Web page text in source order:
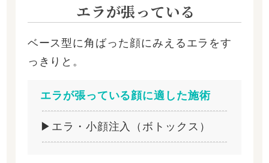
エラが張っている
ベース型に角ばった顔にみえるエラをす
っきりと。
エラが張っている顔に適した施術
▶エラ・小顔注入（ボトックス）